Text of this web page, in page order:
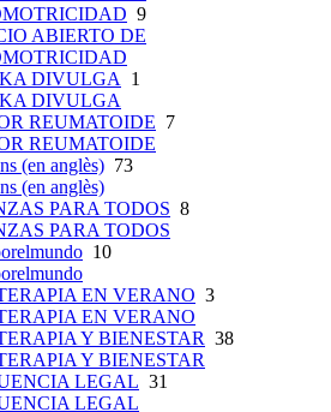
9
ABIERTO DE
DIVULGA 1
DIVULGA
REUMATOIDE 7
REUMATOIDE
(en anglès) 73
(en anglès)
PARA TODOS 8
PARA TODOS
10
EN VERANO 3
EN VERANO
Y BIENESTAR 38
Y BIENESTAR
LEGAL 31
LEGAL